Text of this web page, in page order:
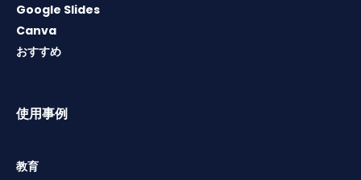
Google Slides
Canva
おすすめ
使用事例
教育